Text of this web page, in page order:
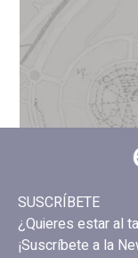
SUSCRÍBETE
¿Quieres estar al
¡Suscríbete a la